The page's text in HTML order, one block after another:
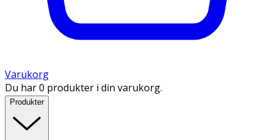
Varukorg
Du har 0 produkter i din varukorg.
Produkter